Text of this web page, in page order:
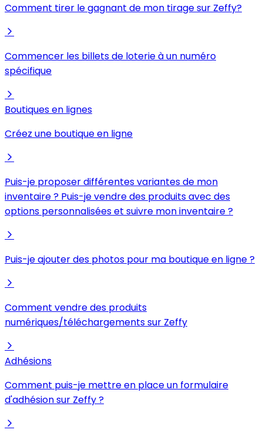
Comment tirer le gagnant de mon tirage sur Zeffy?
Commencer les billets de loterie à un numéro
spécifique
Boutiques en lignes
Créez une boutique en ligne
Puis-je proposer différentes variantes de mon
inventaire ? Puis-je vendre des produits avec des
options personnalisées et suivre mon inventaire ?
Puis-je ajouter des photos pour ma boutique en ligne ?
Comment vendre des produits
numériques/téléchargements sur Zeffy
Adhésions
Comment puis-je mettre en place un formulaire
d'adhésion sur Zeffy ?